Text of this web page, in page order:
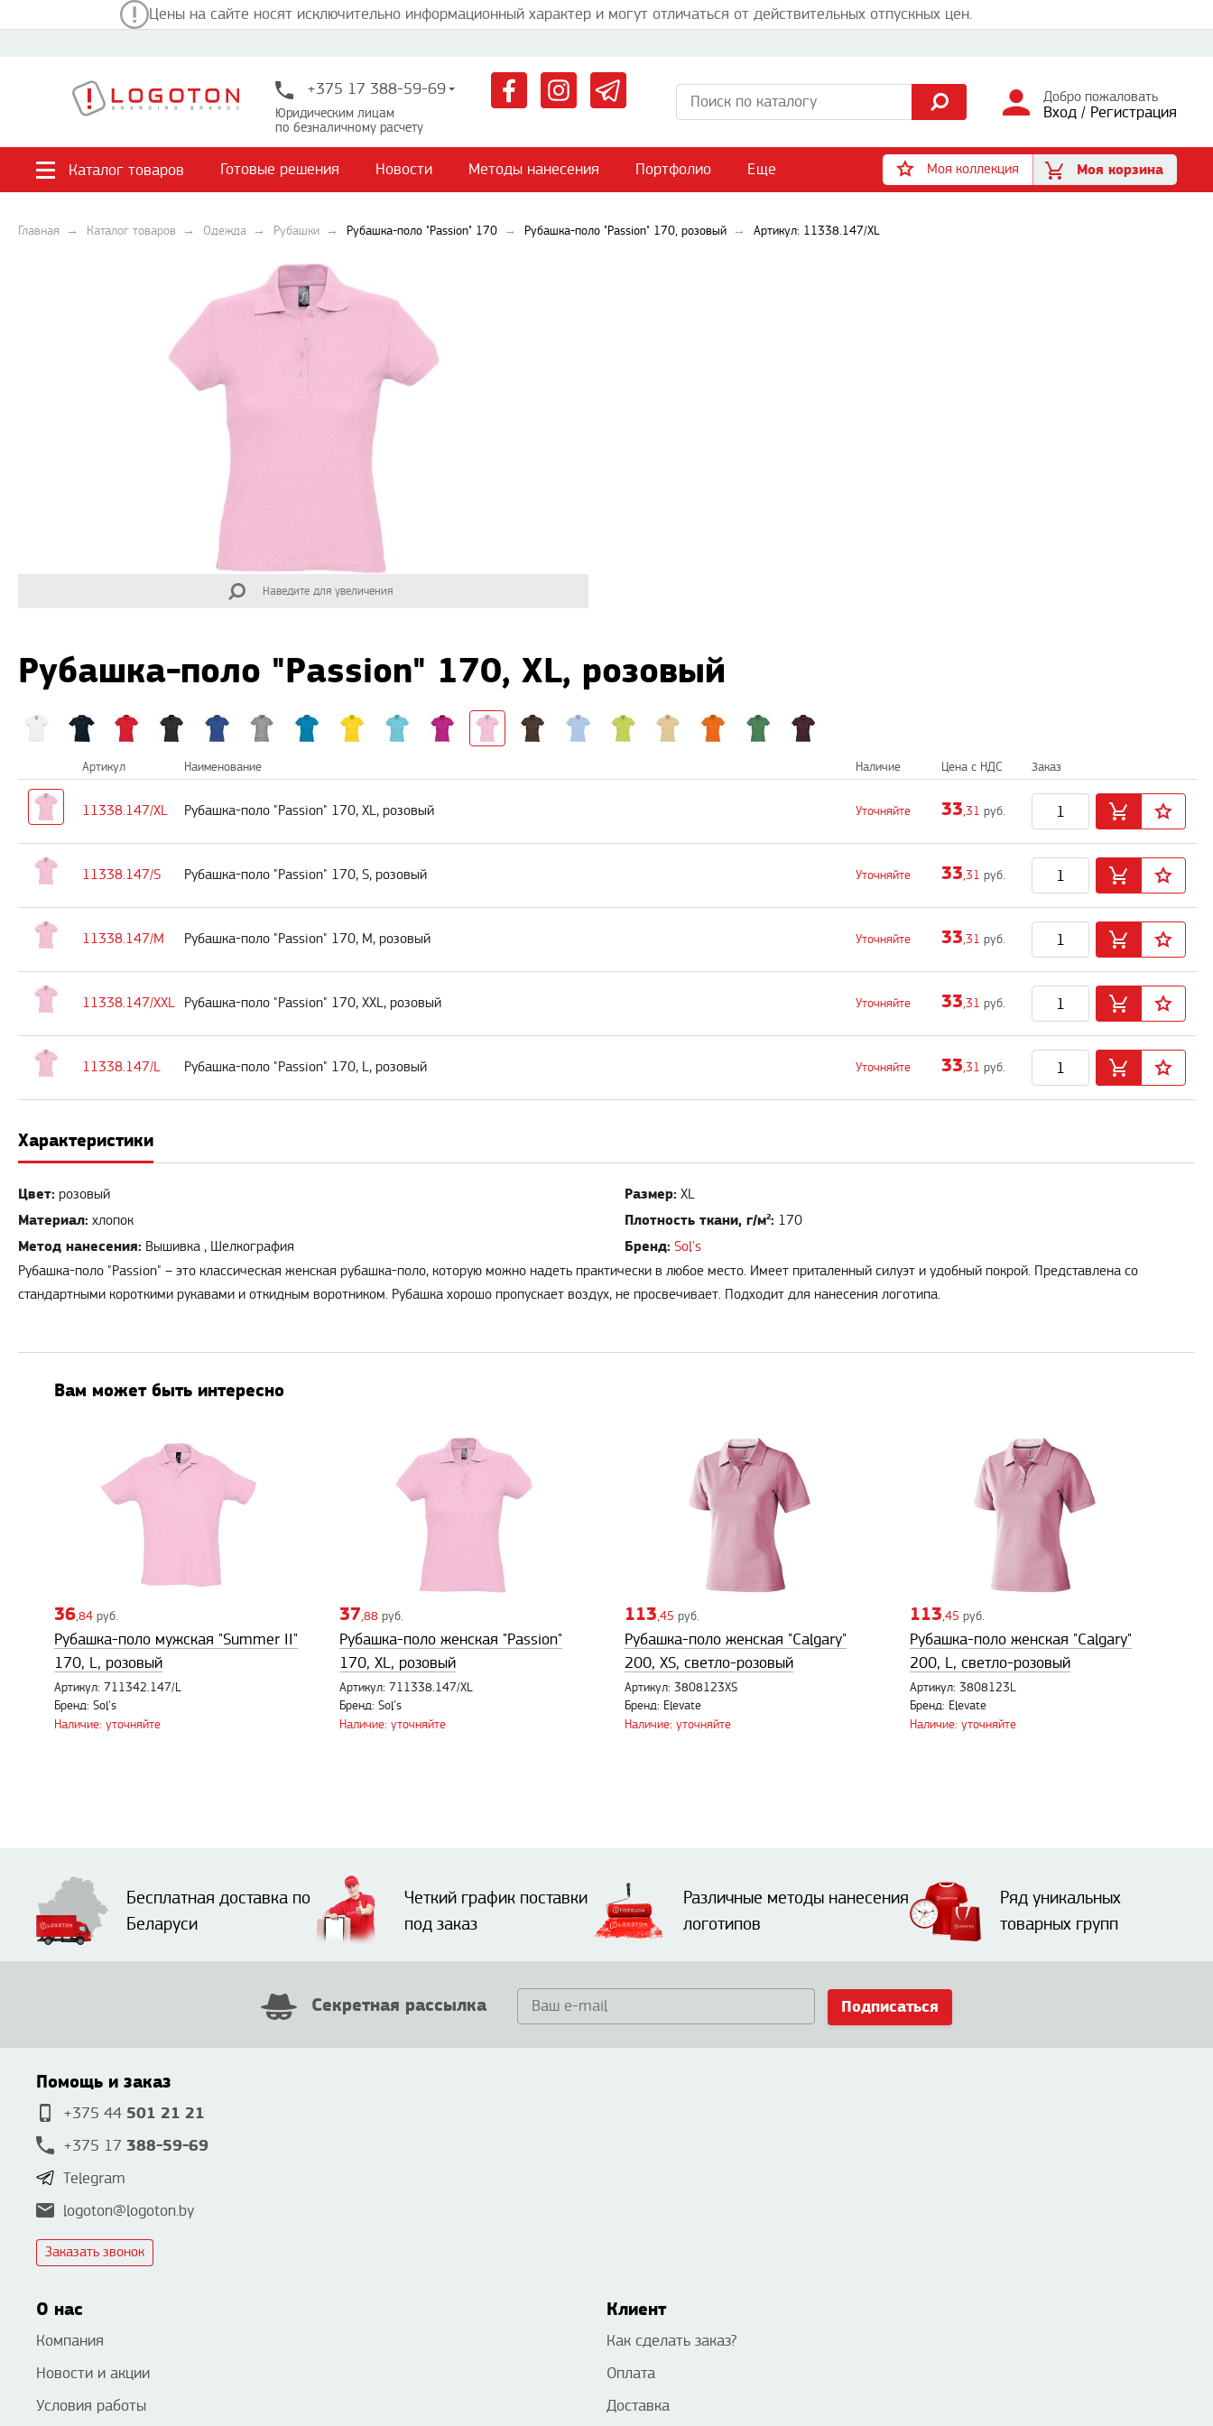
Цены на сайте носят исключительно информационный характер и могут отличаться от действительных отпускных цен.
+375 17 388-59-69
Юридическим лицам
по безналичному расчету
Добро пожаловать
Вход / Регистрация
Каталог товаров Готовые решения Новости Методы нанесения Портфолио Еще Моя коллекция Моя корзина
Главная Каталог товаров Одежда Рубашки Рубашка-поло "Passion" 170 Рубашка-поло "Passion" 170, розовый Артикул: 11338.147/XL
Наведите для увеличения
Рубашка-поло "Passion" 170, XL, розовый
Артикул Наименование Наличие Цена с НДС Заказ
11338.147/XL Рубашка-поло "Passion" 170, XL, розовый Уточняйте 33,31 руб.
11338.147/S Рубашка-поло "Passion" 170, S, розовый Уточняйте 33,31 руб.
11338.147/M Рубашка-поло "Passion" 170, M, розовый Уточняйте 33,31 руб.
11338.147/XXL Рубашка-поло "Passion" 170, XXL, розовый Уточняйте 33,31 руб.
11338.147/L Рубашка-поло "Passion" 170, L, розовый Уточняйте 33,31 руб.
Характеристики
Цвет: розовый
Материал: хлопок
Метод нанесения: Вышивка , Шелкография
Размер: XL
Плотность ткани, г/м²: 170
Бренд: Sol's
Рубашка-поло "Passion" – это классическая женская рубашка-поло, которую можно надеть практически в любое место. Имеет приталенный силуэт и удобный покрой. Представлена со
стандартными короткими рукавами и откидным воротником. Рубашка хорошо пропускает воздух, не просвечивает. Подходит для нанесения логотипа.
Вам может быть интересно
36,84 руб.
Рубашка-поло мужская "Summer II"
170, L, розовый
Артикул: 711342.147/L
Бренд: Sol's
Наличие: уточняйте
37,88 руб.
Рубашка-поло женская "Passion"
170, XL, розовый
Артикул: 711338.147/XL
Бренд: Sol's
Наличие: уточняйте
113,45 руб.
Рубашка-поло женская "Calgary"
200, XS, светло-розовый
Артикул: 3808123XS
Бренд: Elevate
Наличие: уточняйте
113,45 руб.
Рубашка-поло женская "Calgary"
200, L, светло-розовый
Артикул: 3808123L
Бренд: Elevate
Наличие: уточняйте
Бесплатная доставка по
Беларуси
Четкий график поставки
под заказ
Различные методы нанесения
логотипов
Ряд уникальных
товарных групп
Секретная рассылка Подписаться
Помощь и заказ
+375 44 501 21 21
+375 17 388-59-69
Telegram
logoton@logoton.by
Заказать звонок
О нас
Компания
Новости и акции
Условия работы
Клиент
Как сделать заказ?
Оплата
Доставка